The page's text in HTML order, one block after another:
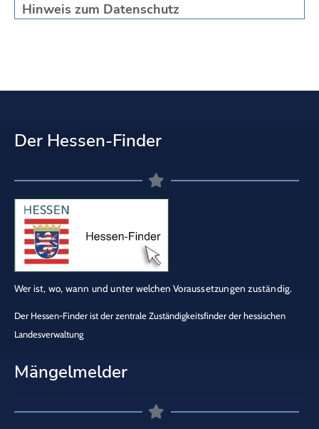
Hinweis zum Datenschutz
Der Hessen-Finder
Wer ist, wo, wann und unter welchen Voraussetzungen zuständig.
Der Hessen-Finder ist der zentrale Zuständigkeitsfinder der hessischen
Landesverwaltung
Mängelmelder